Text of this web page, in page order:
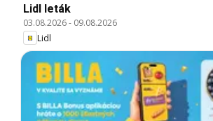
Lidl leták
03.08.2026- 09.08.2026
Lidl